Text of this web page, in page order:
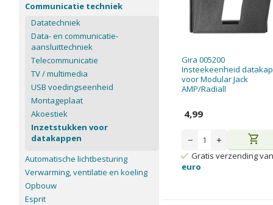
Gira 005200
Insteekeenheid datakap
voor Modular Jack
AMP/Radiall
4,99
− + shopping_cart
Gratis verzending
euro
Communicatie techniek
Datatechniek
Data- en communicatie-
aansluittechniek
Telecommunicatie
TV / multimedia
USB voedingseenheid
Montageplaat
Akoestiek
Inzetstukken voor
datakappen
Automatische lichtbesturing
Verwarming, ventilatie en koeling
Opbouw
Esprit